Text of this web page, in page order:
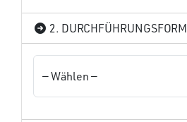
2. DURCHFÜHRUNGSFORM